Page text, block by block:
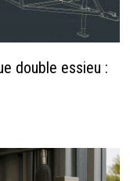
double essieu :